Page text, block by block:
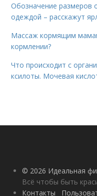
Обозначение размеров
одеждой – расскажут
Массаж кормящим
кормлении?
Что происходит с
ксилоты. Мочевая
© 2026 Идеальная
Всё чтобы быть
Контакты